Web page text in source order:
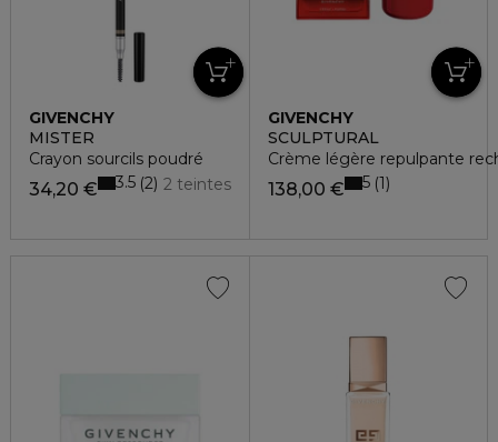
GIVENCHY
MISTER
Crayon sourcils poudré
34,20 € 2 teintes
3.5 2
GIVENCHY
SCULPTURAL
Crème légère repulpante
138,00 € 5 1